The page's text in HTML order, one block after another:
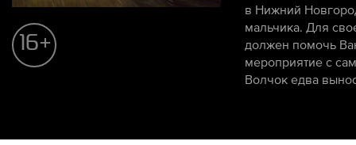
16+
в Нижний
мальчика. Для
должен помочь
мероприятие с
Волчок едва